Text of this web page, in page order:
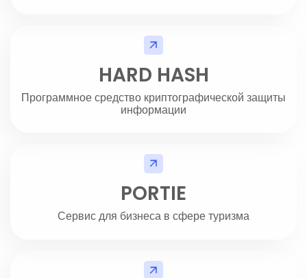
HARD HASH
Программное средство криптографической защиты
информации
PORTIE
Сервис для бизнеса в сфере туризма